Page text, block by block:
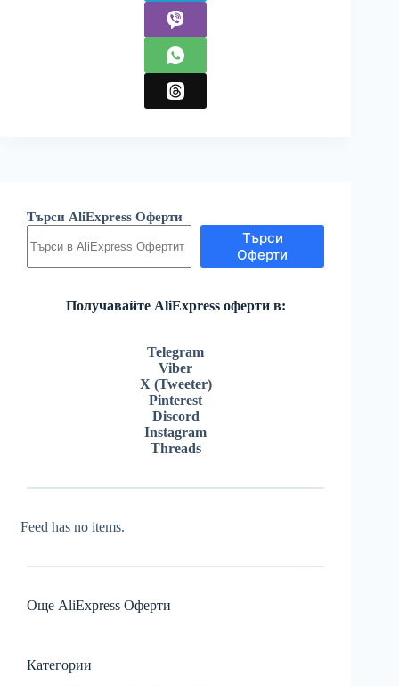
Търси AliExpress Оферти
Търси
Оферти
Получавайте AliExpress оферти в:
Telegram
Viber
X (Tweeter)
Pinterest
Discord
Instagram
Threads
Feed has no items.
Още AliExpress Оферти
Категории